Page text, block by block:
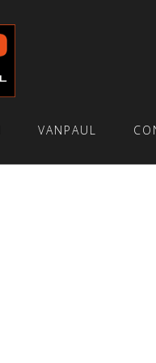
VANPAUL